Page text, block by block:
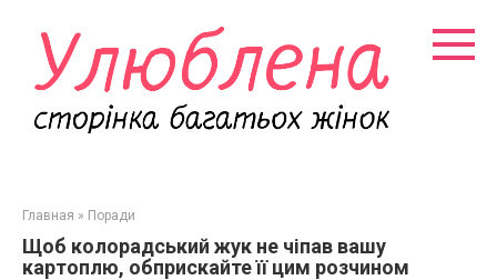
контенту
Главная » Поради
Щоб колорадський жук не чіпав вашу
картоплю, обприскайте її цим розчином